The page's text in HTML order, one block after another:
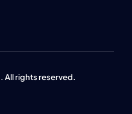
All rights reserved.